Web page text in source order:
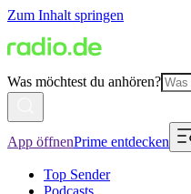
Zum Inhalt springen
Was möchtest du anhören?
App öffnenPrime entdecken
Top Sender
Podcasts